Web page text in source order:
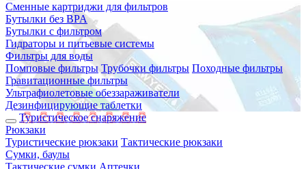
Сменные картриджи для фильтров
Бутылки без BPA
Бутылки с фильтром
Гидраторы и питьевые системы
Фильтры для воды
Помповые фильтры Трубочки фильтры Походные фильтры
Гравитационные фильтры
Ультрафиолетовые обеззараживатели
Дезинфицирующие таблетки
Туристическое снаряжение
Рюкзаки
Туристические рюкзаки Тактические рюкзаки
Сумки, баулы